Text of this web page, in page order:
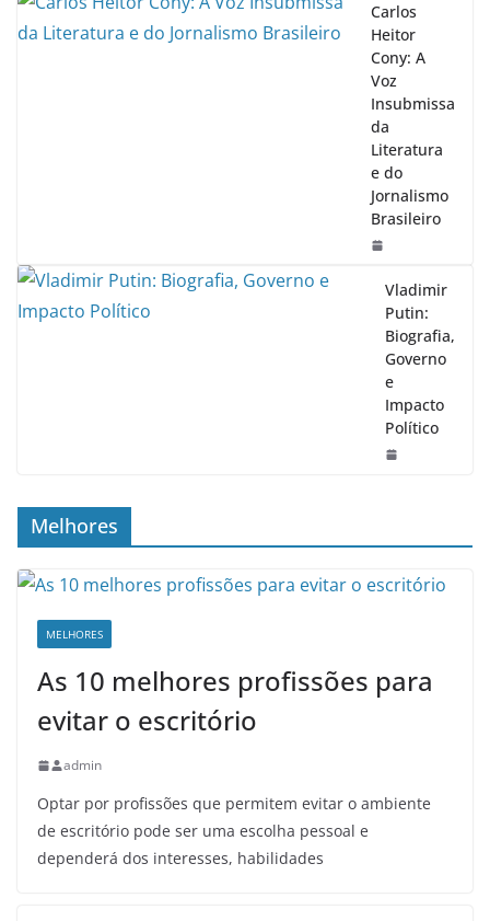
Carlos
Heitor
Cony: A
Voz
Insubmissa
da
Literatura
e do
Jornalismo
Brasileiro
Vladimir
Putin:
Biografia,
Governo
e
Impacto
Político
Melhores
MELHORES
As 10 melhores profissões para
evitar o escritório
admin
Optar por profissões que permitem evitar o ambiente
de escritório pode ser uma escolha pessoal e
dependerá dos interesses, habilidades